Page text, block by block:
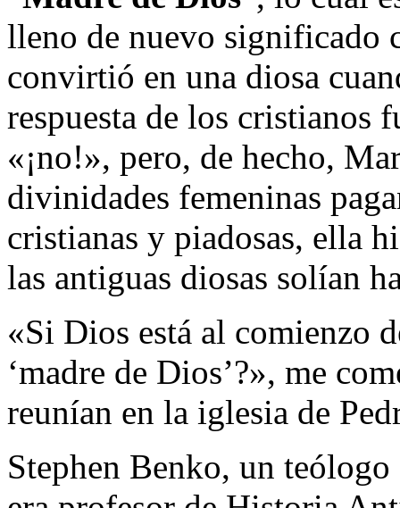
lleno de nuevo significado
convirtió en una diosa
respuesta de los cristianos
«¡no!», pero, de hecho,
divinidades femeninas
cristianas y piadosas, ella
las antiguas diosas solían
«Si Dios está al comienzo
‘madre de Dios’?», me
reunían en la iglesia de
Stephen Benko, un